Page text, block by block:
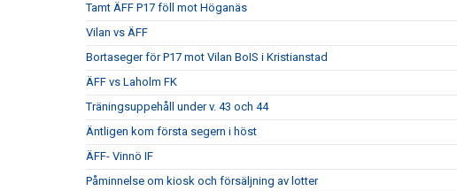
Tamt ÄFF P17 föll mot Höganäs
Vilan vs ÄFF
Bortaseger för P17 mot Vilan BoIS i Kristianstad
ÄFF vs Laholm FK
Träningsuppehåll under v. 43 och 44
Äntligen kom första segern i höst
ÄFF- Vinnö IF
Påminnelse om kiosk och försäljning av lotter